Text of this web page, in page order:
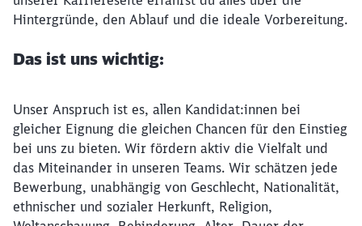
Hintergründe, den Ablauf und die ideale Vorbereitung.
Das ist uns wichtig:
Unser Anspruch ist es, allen Kandidat:innen bei
gleicher Eignung die gleichen Chancen für den Einstieg
bei uns zu bieten. Wir fördern aktiv die Vielfalt und
das Miteinander in unseren Teams. Wir schätzen jede
Bewerbung, unabhängig von Geschlecht, Nationalität,
ethnischer und sozialer Herkunft, Religion,